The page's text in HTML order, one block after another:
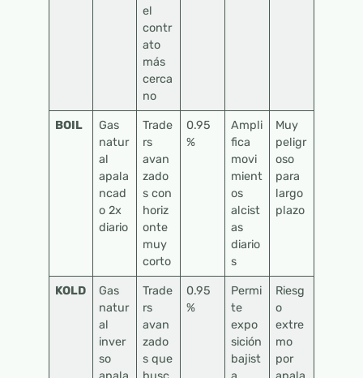
el
contr
ato
más
cerca
no
BOIL
Gas
natur
al
apala
ncad
o 2x
diario
Trade
rs
avan
zado
s con
horiz
onte
muy
corto
0.95
%
Ampli
fica
movi
mient
os
alcist
as
diario
s
Muy
peligr
oso
para
largo
plazo
KOLD
Gas
natur
al
inver
so
Trade
rs
avan
zado
s que
0.95
%
Permi
te
expo
sición
bajist
Riesg
o
extre
mo
por